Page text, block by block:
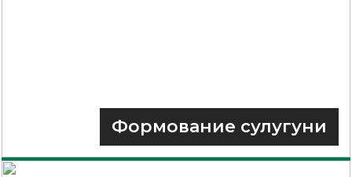
Формование сулугуни